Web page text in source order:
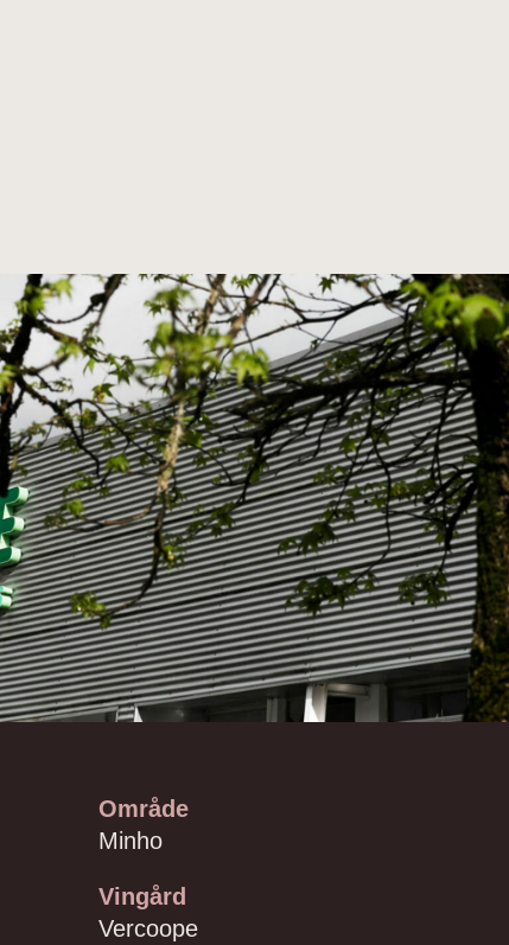
Område
Minho
Vingård
Vercoope